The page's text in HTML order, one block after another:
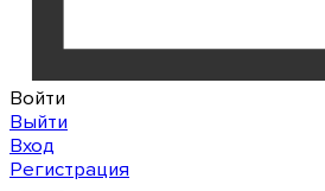
Войти
Выйти
Вход
Регистрация